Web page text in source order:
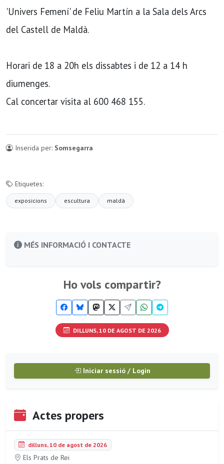
'Univers Femení' de Feliu Martín a la Sala dels Arcs
del Castell de Maldà.
Horari de 18 a 20h els dissabtes i de 12 a 14 h
diumenges.
Cal concertar visita al 600 468 155.
Inserida per: Somsegarra
Etiquetes:
exposicions escultura maldà
MÉS INFORMACIÓ I CONTACTE
Ho vols compartir?
DILLUNS, 10 DE AGOST DE 2026
Iniciar sessió / Login
Actes propers
dilluns, 10 de agost de 2026
Els Prats de Rei